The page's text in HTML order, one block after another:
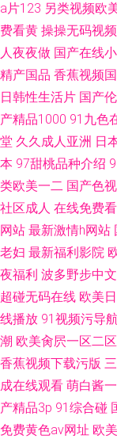
a片123 另类视频欧
费看黄 操操无码视频
人夜夜做 国产在线
精产国品 香蕉视频
日韩性生活片 国产
产精品1000 91九色
堂 久久成人亚洲 日
本 97甜桃品种介绍
类欧美一二 国产色
社区成人 在线免费
网站 最新激情h网站
老妇 最新福利影院
夜福利 波多野步中
超碰无码在线 欧美
线播放 91视频污导
潮 欧美肏屄一区二区
香蕉视频下载污版
成在线观看 萌白酱
产精品3p 91综合碰
免费黄色av网址 欧